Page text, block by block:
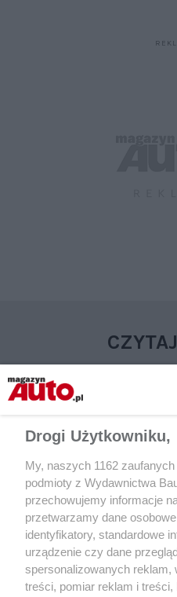
AKTUALNOŚCI
Coraz więcej firm rezygnuje
Tesli. Powodem polityczne
Elona Muska
Drogi Użytkowniku,
My, naszych 1162
podmioty z Wydawnictwa
przechowujemy informacje
przetwarzamy dane
identyfikatory, standardowe
urządzenie czy dane
spersonalizowanych reklam,
treści, pomiar reklam i treści,